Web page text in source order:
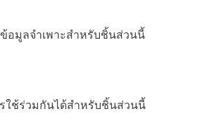
ข้อมูลจำเพาะสำหรับชิ้นส่วนนี้
ใช้ร่วมกันได้สำหรับชิ้นส่วนนี้